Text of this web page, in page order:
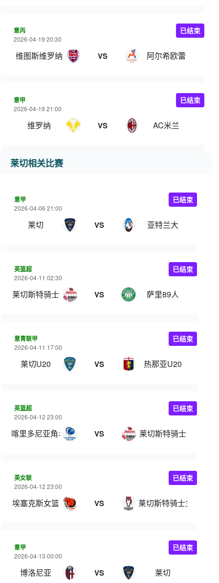
意丙
2026-04-19 20:30
维图斯维罗纳 VS 阿尔希欧蕾
已结束
意甲
2026-04-19 21:00
维罗纳 VS AC米兰
已结束
莱切相关比赛
意甲
2026-04-06 21:00
莱切 VS 亚特兰大
已结束
英篮超
2026-04-11 02:30
莱切斯特骑士 VS 萨里89人
已结束
意青联甲
2026-04-11 17:00
莱切U20 VS 热那亚U20
已结束
英篮超
2026-04-12 23:00
喀里多尼亚角斗士 VS 莱切斯特骑士
已结束
英女联
2026-04-12 23:00
埃塞克斯女篮 VS 莱切斯特骑士女篮
已结束
意甲
2026-04-13 00:00
博洛尼亚 VS 莱切
已结束